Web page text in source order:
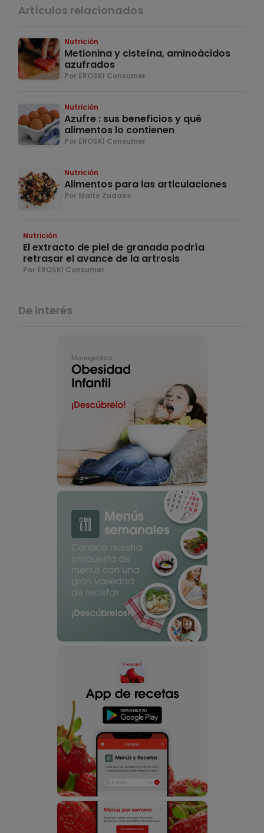
Artículos relacionados
Nutrición
Metionina y cisteína, aminoácidos
azufrados
Por EROSKI Consumer
Nutrición
Azufre : sus beneficios y qué
alimentos lo contienen
Por EROSKI Consumer
Nutrición
Alimentos para las articulaciones
Por Maite Zudaire
Nutrición
El extracto de piel de granada podría
retrasar el avance de la artrosis
Por EROSKI Consumer
De interés